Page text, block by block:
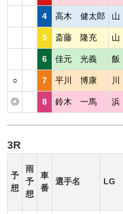
4 高木 健太郎
5 斎藤 隆充
6 佳元 光義
○ 7 平川 博康
◎ 8 鈴木 一馬
3R
予
想
雨
予
想
車
番
選手名 LG